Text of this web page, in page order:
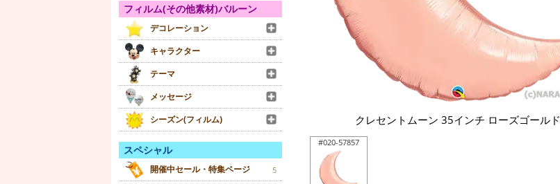
フィルム(その他素材)バルーン
デコレーション
キャラクター
テーマ
メッセージ
シーズン(フィルム)
スペシャル
開催中セール・特集ページ 5
クレセントムーン 35インチ ローズゴールド
#020-57857